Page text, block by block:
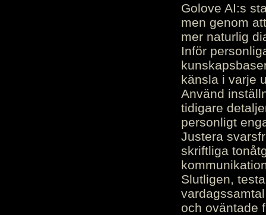
Golove AI:s
men genom
mer naturlig
Inför
känsla i varje
Använd
tidigare
personligt
Justera
skriftliga
Slutligen,
och oväntade